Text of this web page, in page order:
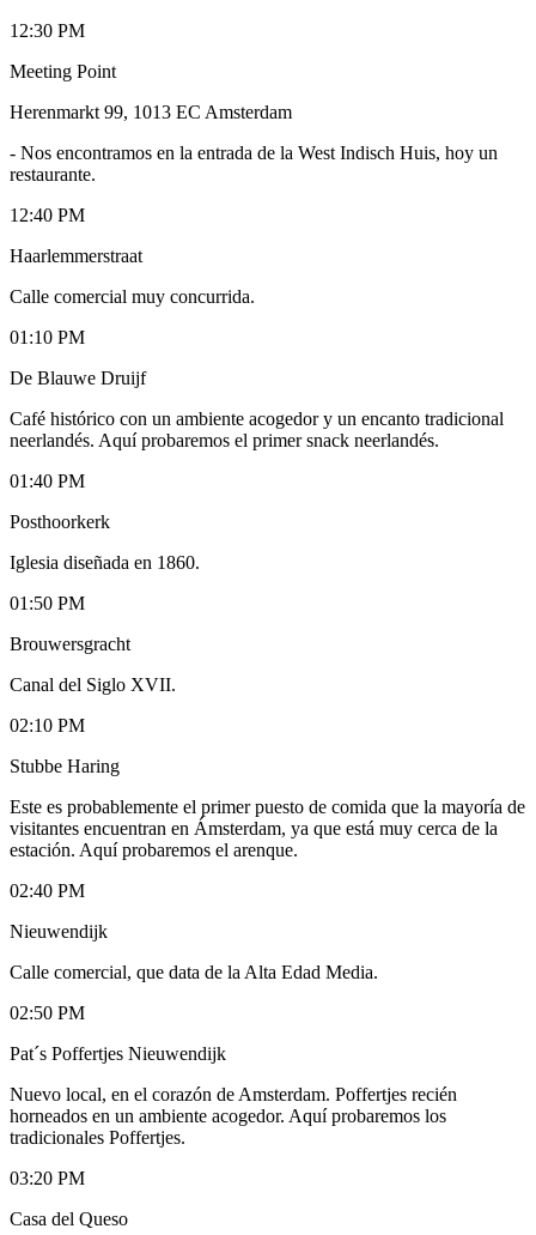
12:30 PM
Meeting Point
Herenmarkt 99, 1013 EC Amsterdam
- Nos encontramos en la entrada de la West Indisch Huis, hoy un
restaurante.
12:40 PM
Haarlemmerstraat
Calle comercial muy concurrida.
01:10 PM
De Blauwe Druijf
Café histórico con un ambiente acogedor y un encanto tradicional
neerlandés. Aquí probaremos el primer snack neerlandés.
01:40 PM
Posthoorkerk
Iglesia diseñada en 1860.
01:50 PM
Brouwersgracht
Canal del Siglo XVII.
02:10 PM
Stubbe Haring
Este es probablemente el primer puesto de comida que la mayoría de
visitantes encuentran en Ámsterdam, ya que está muy cerca de la
estación. Aquí probaremos el arenque.
02:40 PM
Nieuwendijk
Calle comercial, que data de la Alta Edad Media.
02:50 PM
Pat´s Poffertjes Nieuwendijk
Nuevo local, en el corazón de Amsterdam. Poffertjes recién
horneados en un ambiente acogedor. Aquí probaremos los
tradicionales Poffertjes.
03:20 PM
Casa del Queso